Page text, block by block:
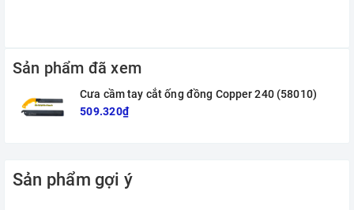
Sản phẩm đã xem
Cưa cầm tay cắt ống đồng Copper 240 (58010)
509.320₫
Sản phẩm gợi ý